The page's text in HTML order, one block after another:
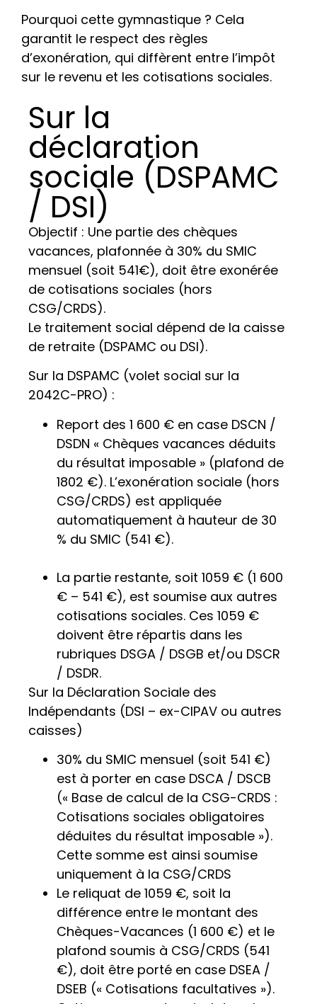
Pourquoi cette gymnastique ? Cela
garantit le respect des règles
d’exonération, qui diffèrent entre l’impôt
sur le revenu et les cotisations sociales.
Sur la
déclaration
sociale (DSPAMC
/ DSI)
Objectif : Une partie des chèques
vacances, plafonnée à 30% du SMIC
mensuel (soit 541€), doit être exonérée
de cotisations sociales (hors
CSG/CRDS).
Le traitement social dépend de la caisse
de retraite (DSPAMC ou DSI).
Sur la DSPAMC (volet social sur la
2042C-PRO) :
Report des 1 600 € en case DSCN /
DSDN « Chèques vacances déduits
du résultat imposable » (plafond de
1802 €). L’exonération sociale (hors
CSG/CRDS) est appliquée
automatiquement à hauteur de 30
% du SMIC (541 €).
La partie restante, soit 1059 € (1 600
€ – 541 €), est soumise aux autres
cotisations sociales. Ces 1059 €
doivent être répartis dans les
rubriques DSGA / DSGB et/ou DSCR
/ DSDR.
Sur la Déclaration Sociale des
Indépendants (DSI – ex-CIPAV ou autres
caisses)
30% du SMIC mensuel (soit 541 €)
est à porter en case DSCA / DSCB
(« Base de calcul de la CSG-CRDS :
Cotisations sociales obligatoires
déduites du résultat imposable »).
Cette somme est ainsi soumise
uniquement à la CSG/CRDS
Le reliquat de 1059 €, soit la
différence entre le montant des
Chèques-Vacances (1 600 €) et le
plafond soumis à CSG/CRDS (541
€), doit être porté en case DSEA /
DSEB (« Cotisations facultatives »).